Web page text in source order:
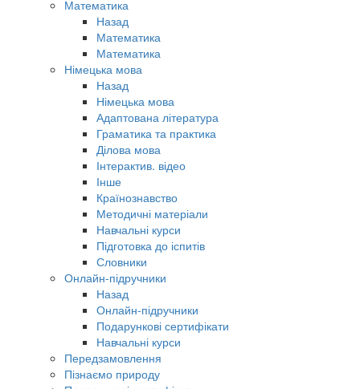
Математика
Назад
Математика
Математика
Німецька мова
Назад
Німецька мова
Адаптована література
Граматика та практика
Ділова мова
Інтерактив. відео
Інше
Країнознавство
Методичні матеріали
Навчальні курси
Підготовка до іспитів
Словники
Онлайн-підручники
Назад
Онлайн-підручники
Подарункові сертифікати
Навчальні курси
Передзамовлення
Пізнаємо природу